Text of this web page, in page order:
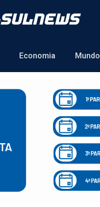
Economia Mundo